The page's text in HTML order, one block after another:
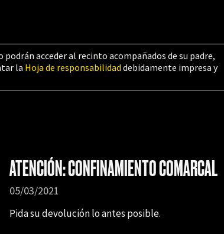
podrán acceder al recinto acompañados de su padre,
la Hoja de responsabilidad debidamente impresa y
ATENCIÓN: CONFINAMIENTO COMARCAL
05/03/2021
Pida su devolución lo antes posible.